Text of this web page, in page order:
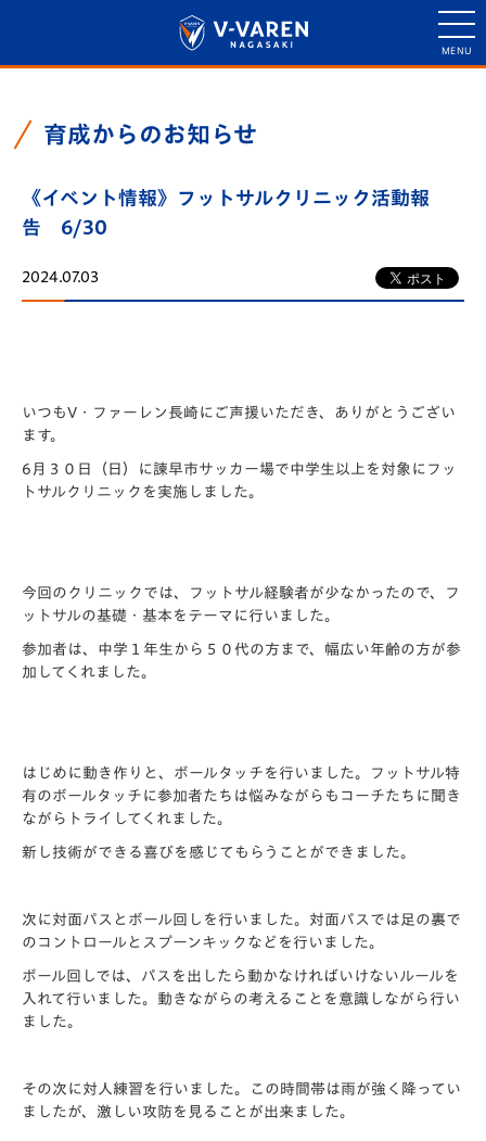
育成からのお知らせ
《イベント情報》フットサルクリニック活動報
告 6/30
2024.07.03
いつもV・ファーレン長崎にご声援いただき、ありがとうござい
ます。
6月３０日（日）に諫早市サッカー場で中学生以上を対象にフッ
トサルクリニックを実施しました。
今回のクリニックでは、フットサル経験者が少なかったので、フ
ットサルの基礎・基本をテーマに行いました。
参加者は、中学１年生から５０代の方まで、幅広い年齢の方が参
加してくれました。
はじめに動き作りと、ボールタッチを行いました。フットサル特
有のボールタッチに参加者たちは悩みながらもコーチたちに聞き
ながらトライしてくれました。
新し技術ができる喜びを感じてもらうことができました。
次に対面パスとボール回しを行いました。対面パスでは足の裏で
のコントロールとスプーンキックなどを行いました。
ボール回しでは、パスを出したら動かなければいけないルールを
入れて行いました。動きながらの考えることを意識しながら行い
ました。
その次に対人練習を行いました。この時間帯は雨が強く降ってい
ましたが、激しい攻防を見ることが出来ました。